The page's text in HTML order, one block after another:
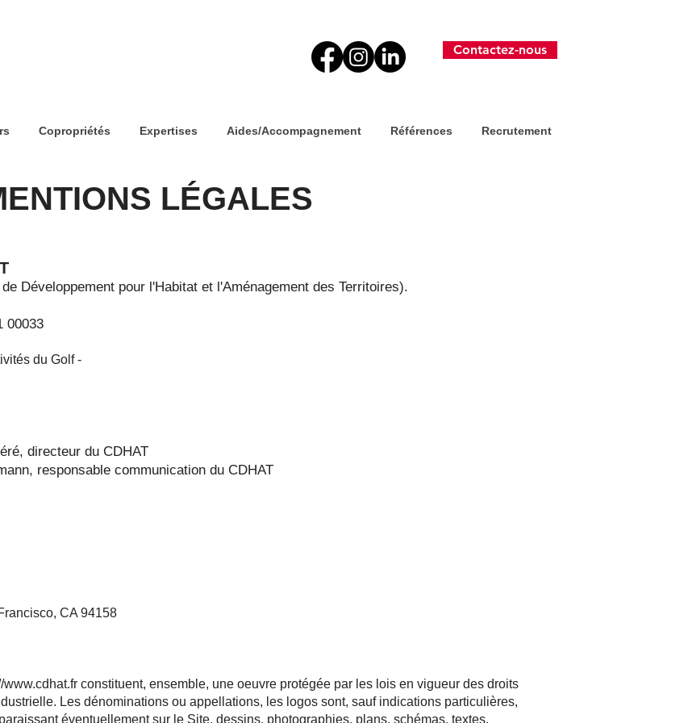
Contactez-nous
Copropriétés Expertises Aides/Accompagnement Références Recrutement
LÉGALES
Développement pour l'Habitat et l'Aménagement des Territoires).
00033
du Golf -
, directeur du CDHAT
responsable communication du CDHAT
CA 94158
www.cdhat.fr constituent, ensemble, une oeuvre protégée par les lois en vigueur des droits
Les dénominations ou appellations, les logos sont, sauf indications particulières,
éventuellement sur le Site, dessins, photographies, plans, schémas, textes,